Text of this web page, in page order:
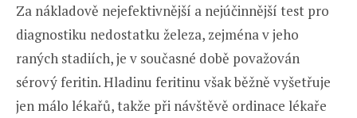
Za nákladově nejefektivnější a nejúčinnější test pro
diagnostiku nedostatku železa, zejména v jeho
raných stadiích, je v současné době považován
sérový feritin. Hladinu feritinu však běžně vyšetřuje
jen málo lékařů, takže při návštěvě ordinace lékaře